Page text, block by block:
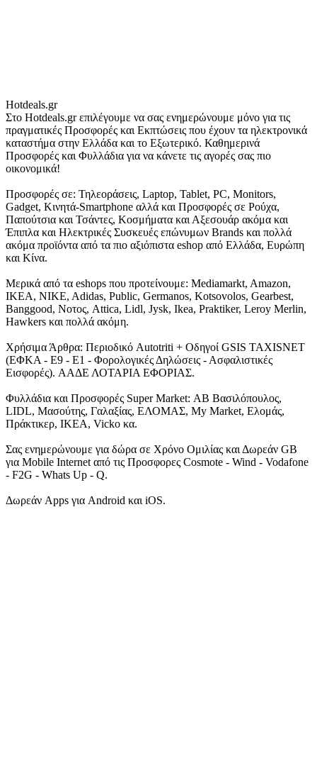
Hotdeals.gr
Στο Hotdeals.gr επιλέγουμε να σας ενημερώνουμε μόνο για τις
πραγματικές Προσφορές και Εκπτώσεις που έχουν τα ηλεκτρονικά
καταστήμα στην Ελλάδα και το Εξωτερικό. Καθημερινά
Προσφορές και Φυλλάδια για να κάνετε τις αγορές σας πιο
οικονομικά!
Προσφορές σε: Τηλεοράσεις, Laptop, Tablet, PC, Monitors,
Gadget, Κινητά-Smartphone αλλά και Προσφορές σε Ρούχα,
Παπούτσια και Τσάντες, Κοσμήματα και Αξεσουάρ ακόμα και
Έπιπλα και Ηλεκτρικές Συσκευές επώνυμων Brands και πολλά
ακόμα προϊόντα από τα πιο αξιόπιστα eshop από Ελλάδα, Ευρώπη
και Κίνα.
Μερικά από τα eshops που προτείνουμε: Mediamarkt, Amazon,
IKEA, NIKE, Adidas, Public, Germanos, Kotsovolos, Gearbest,
Banggood, Νοτος, Attica, Lidl, Jysk, Ikea, Praktiker, Leroy Merlin,
Hawkers και πολλά ακόμη.
Χρήσιμα Άρθρα: Περιοδικό Autotriti + Οδηγοί GSIS TAXISNET
(ΕΦΚΑ - Ε9 - Ε1 - Φορολογικές Δηλώσεις - Ασφαλιστικές
Εισφορές). ΑΑΔΕ ΛΟΤΑΡΙΑ ΕΦΟΡΙΑΣ.
Φυλλάδια και Προσφορές Super Market: ΑΒ Βασιλόπουλος,
LIDL, Μασούτης, Γαλαξίας, ΕΛΟΜΑΣ, My Market, Ελομάς,
Πράκτικερ, ΙΚΕΑ, Vicko κα.
Σας ενημερώνουμε για δώρα σε Χρόνο Ομιλίας και Δωρεάν GB
για Mobile Internet από τις Προσφορες Cosmote - Wind - Vodafone
- F2G - Whats Up - Q.
Δωρεάν Apps για Android και iOS.